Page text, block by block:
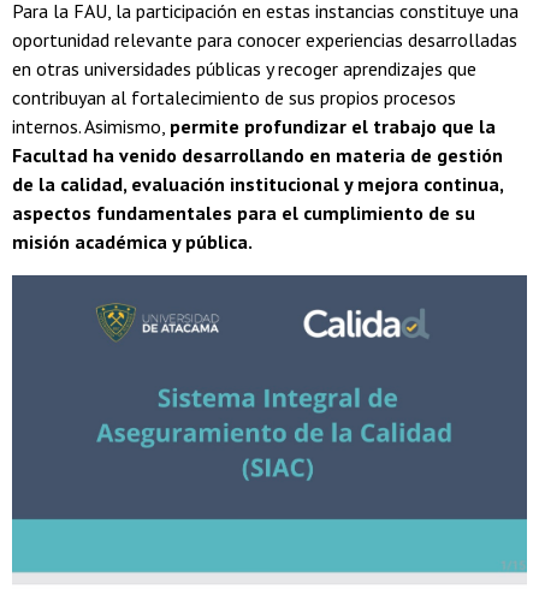
Para la FAU, la participación en estas instancias constituye una
oportunidad relevante para conocer experiencias desarrolladas
en otras universidades públicas y recoger aprendizajes que
contribuyan al fortalecimiento de sus propios procesos
internos. Asimismo, permite profundizar el trabajo que la
Facultad ha venido desarrollando en materia de gestión
de la calidad, evaluación institucional y mejora continua,
aspectos fundamentales para el cumplimiento de su
misión académica y pública.